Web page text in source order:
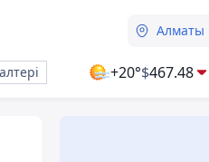
Алматы
+20°$467.48